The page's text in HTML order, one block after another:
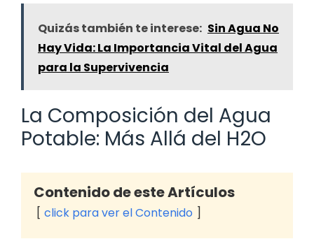
Quizás también te interese: Sin Agua No
Hay Vida: La Importancia Vital del Agua
para la Supervivencia
La Composición del Agua
Potable: Más Allá del H2O
Contenido de este Artículos
click para ver el Contenido